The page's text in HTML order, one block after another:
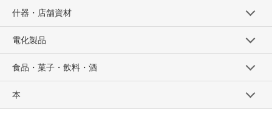
什器・店舗資材
電化製品
食品・菓子・飲料・酒
本